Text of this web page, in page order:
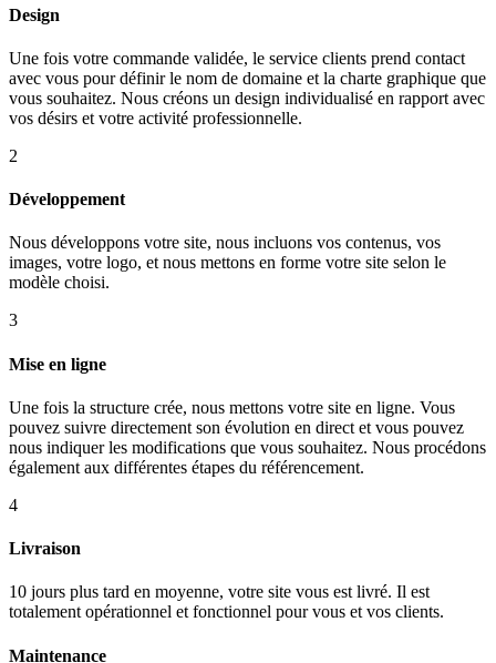
Design
Une fois votre commande validée, le service clients prend contact
avec vous pour définir le nom de domaine et la charte graphique que
vous souhaitez. Nous créons un design individualisé en rapport avec
vos désirs et votre activité professionnelle.
2
Développement
Nous développons votre site, nous incluons vos contenus, vos
images, votre logo, et nous mettons en forme votre site selon le
modèle choisi.
3
Mise en ligne
Une fois la structure crée, nous mettons votre site en ligne. Vous
pouvez suivre directement son évolution en direct et vous pouvez
nous indiquer les modifications que vous souhaitez. Nous procédons
également aux différentes étapes du référencement.
4
Livraison
10 jours plus tard en moyenne, votre site vous est livré. Il est
totalement opérationnel et fonctionnel pour vous et vos clients.
Maintenance